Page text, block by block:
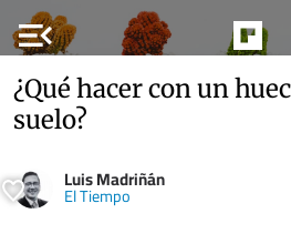
menu_open
¿Qué hacer con un
suelo?
Luis Madriñán
El Tiempo